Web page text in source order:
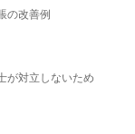
の改善例
が対立しないため